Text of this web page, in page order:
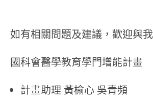
如有相關問題及建議，歡迎與
國科會醫學教育學門增能計畫
計畫助理 黃榆心 吳青頻